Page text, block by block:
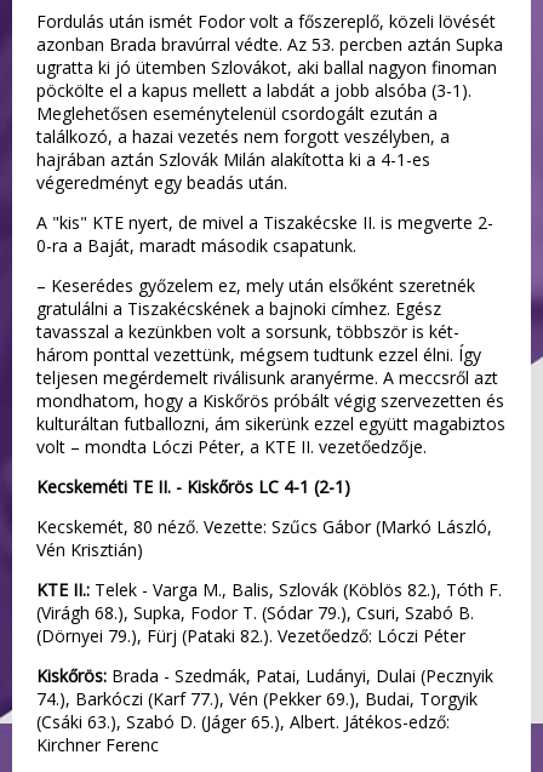
Fordulás után ismét Fodor volt a főszereplő, közeli lövését
azonban Brada bravúrral védte. Az 53. percben aztán Supka
ugratta ki jó ütemben Szlovákot, aki ballal nagyon finoman
pöckölte el a kapus mellett a labdát a jobb alsóba (3-1).
Meglehetősen eseménytelenül csordogált ezután a
találkozó, a hazai vezetés nem forgott veszélyben, a
hajrában aztán Szlovák Milán alakította ki a 4-1-es
végeredményt egy beadás után.
A "kis" KTE nyert, de mivel a Tiszakécske II. is megverte 2-
0-ra a Baját, maradt második csapatunk.
– Keserédes győzelem ez, mely után elsőként szeretnék
gratulálni a Tiszakécskének a bajnoki címhez. Egész
tavasszal a kezünkben volt a sorsunk, többször is két-
három ponttal vezettünk, mégsem tudtunk ezzel élni. Így
teljesen megérdemelt riválisunk aranyérme. A meccsről azt
mondhatom, hogy a Kiskőrös próbált végig szervezetten és
kulturáltan futballozni, ám sikerünk ezzel együtt magabiztos
volt – mondta Lóczi Péter, a KTE II. vezetőedzője.
Kecskeméti TE II. - Kiskőrös LC 4-1 (2-1)
Kecskemét, 80 néző. Vezette: Szűcs Gábor (Markó László,
Vén Krisztián)
KTE II.: Telek - Varga M., Balis, Szlovák (Köblös 82.), Tóth F.
(Virágh 68.), Supka, Fodor T. (Sódar 79.), Csuri, Szabó B.
(Dörnyei 79.), Fürj (Pataki 82.). Vezetőedző: Lóczi Péter
Kiskőrös: Brada - Szedmák, Patai, Ludányi, Dulai (Pecznyik
74.), Barkóczi (Karf 77.), Vén (Pekker 69.), Budai, Torgyik
(Csáki 63.), Szabó D. (Jáger 65.), Albert. Játékos-edző:
Kirchner Ferenc